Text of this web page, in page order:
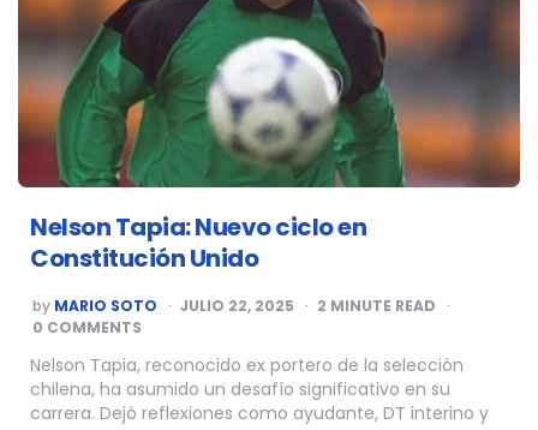
Nelson Tapia: Nuevo ciclo en
Constitución Unido
POSTED
BY
by MARIO SOTO JULIO 22, 2025 2 MINUTE READ
0 COMMENTS
Nelson Tapia, reconocido ex portero de la selección
chilena, ha asumido un desafío significativo en su
carrera. Dejó reflexiones como ayudante, DT interino y